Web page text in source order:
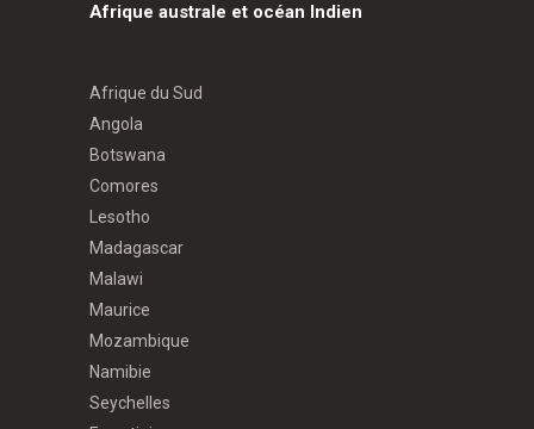
Afrique australe et océan Indien
Afrique du Sud
Angola
Botswana
Comores
Lesotho
Madagascar
Malawi
Maurice
Mozambique
Namibie
Seychelles